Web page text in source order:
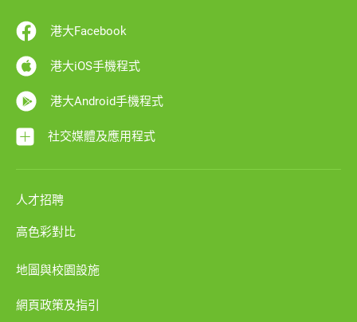
港大Facebook
港大iOS手機程式
港大Android手機程式
社交媒體及應用程式
人才招聘
高色彩對比
地圖與校園設施
網頁政策及指引